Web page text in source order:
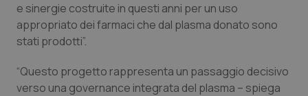
Valle D’Aosta
Veneto
Oncodermatologia
Oncoematologia
Oncologia & Nutrizione
e sinergie costruite in questi anni per un uso
appropriato dei farmaci che dal plasma donato sono
stati prodotti”.
“Questo progetto rappresenta un passaggio decisivo
verso una governance integrata del plasma – spiega